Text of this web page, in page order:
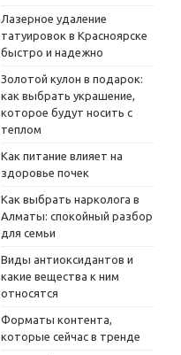
Лазерное удаление
татуировок в Красноярске
быстро и надежно
Золотой кулон в подарок:
как выбрать украшение,
которое будут носить с
теплом
Как питание влияет на
здоровье почек
Как выбрать нарколога в
Алматы: спокойный разбор
для семьи
Виды антиоксидантов и
какие вещества к ним
относятся
Форматы контента,
которые сейчас в тренде